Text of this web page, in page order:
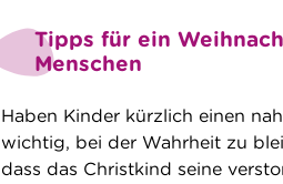
Tipps für ein
Menschen
Haben Kinder kürzlich einen
wichtig, bei der Wahrheit zu
dass das Christkind seine